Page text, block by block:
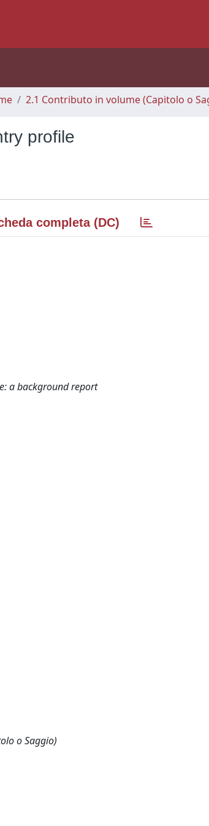
2.1 Contributo in volume (Capitolo o
profile
completa (DC)
a background report
o Saggio)